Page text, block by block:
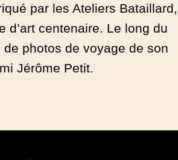
par les Ateliers Bataillard,
d’art centenaire. Le long du
de photos de voyage de son
Jérôme Petit.